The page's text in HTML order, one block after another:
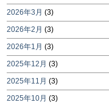
2026年3月 (3)
2026年2月 (3)
2026年1月 (3)
2025年12月 (3)
2025年11月 (3)
2025年10月 (3)